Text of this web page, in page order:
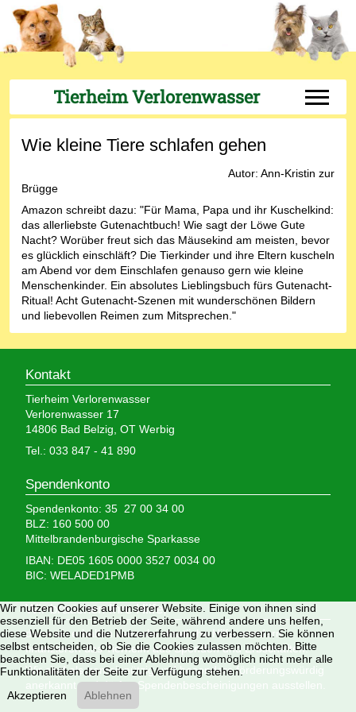
Tierheim Verlorenwasser Off-
Wie kleine Tiere schlafen gehen
Autor: Ann-Kristin zur
Brügge
Amazon schreibt dazu: "Für Mama, Papa und ihr Kuschelkind:
das allerliebste Gutenachtbuch! Wie sagt der Löwe Gute
Nacht? Worüber freut sich das Mäusekind am meisten, bevor
es glücklich einschläft? Die Tierkinder und ihre Eltern kuscheln
am Abend vor dem Einschlafen genauso gern wie kleine
Menschenkinder. Ein absolutes Lieblingsbuch fürs Gutenacht-
Ritual! Acht Gutenacht-Szenen mit wunderschönen Bildern
und liebevollen Reimen zum Mitsprechen."
Kontakt
Tierheim Verlorenwasser
Verlorenwasser 17
14806 Bad Belzig, OT Werbig
Tel.: 033 847 - 41 890
Spendenkonto
Spendenkonto: 35 27 00 34 00
BLZ: 160 500 00
Mittelbrandenburgische Sparkasse
IBAN: DE05 1605 0000 3527 0034 00
BIC: WELADED1PMB
Wir brauchen Ihre Hilfe,
denn wir erhalten keinerlei staatliche Hilfe, sondern
finanzieren das Tierheim aus Spenden und Erbschaften.
Wir sind als gemeinnützig und besonders förderungswürdig
anerkannt und dürfen Spendenbescheinigungen ausstellen.
Wir nutzen Cookies auf unserer Website. Einige von ihnen sind
essenziell für den Betrieb der Seite, während andere uns helfen,
diese Website und die Nutzererfahrung zu verbessern. Sie können
selbst entscheiden, ob Sie die Cookies zulassen möchten. Bitte
beachten Sie, dass bei einer Ablehnung womöglich nicht mehr alle
Funktionalitäten der Seite zur Verfügung stehen.
Akzeptieren
Ablehnen